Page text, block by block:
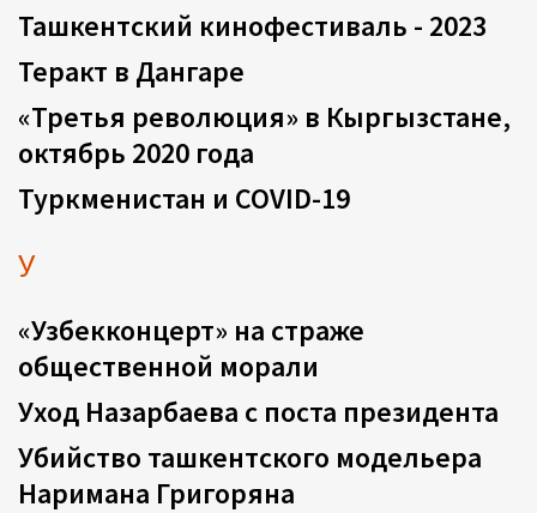
Ташкентский кинофестиваль - 2023
Теракт в Дангаре
«Третья революция» в Кыргызстане,
октябрь 2020 года
Туркменистан и COVID-19
У
«Узбекконцерт» на страже
общественной морали
Уход Назарбаева с поста президента
Убийство ташкентского модельера
Наримана Григоряна